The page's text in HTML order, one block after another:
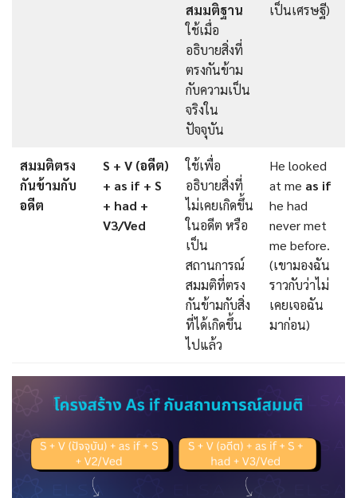
สมมติฐาน
ใช้เมื่อ
อธิบายสิ่งที่
ตรงกันข้าม
กับความเป็น
จริงใน
ปัจจุบัน
เป็นเศรษฐี)
สมมติตรง
กันข้ามกับ
อดีต
S + V (อดีต)
+ as if + S
+ had +
V3/Ved
ใช้เพื่อ
อธิบายสิ่งที่
ไม่เคยเกิดขึ้น
ในอดีต หรือ
เป็น
สถานการณ์
สมมติที่ตรง
กันข้ามกับสิ่ง
ที่ได้เกิดขึ้น
ไปแล้ว
He looked
at me as if
he had
never met
me before.
(เขามองฉัน
ราวกับว่าไม่
เคยเจอฉัน
มาก่อน)